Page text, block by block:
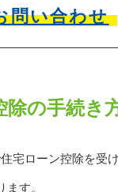
問い合わせ
除の手続き
宅ローン控除を受
す。